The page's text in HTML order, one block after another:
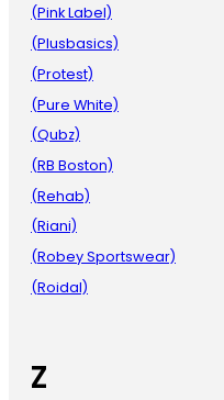
(Pink Label)
(Plusbasics)
(Protest)
(Pure White)
(Qubz)
(RB Boston)
(Rehab)
(Riani)
(Robey Sportswear)
(Roidal)
Z